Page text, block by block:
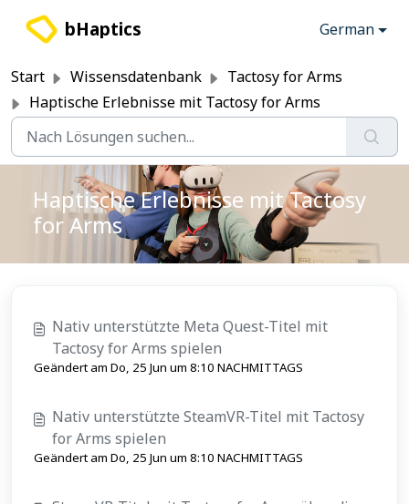
bHaptics German
Start Wissensdatenbank
Tactosy for Arms
Haptische Erlebnisse mit Tactosy for Arms
Haptische Erlebnisse mit Tactosy
for Arms
Nativ unterstützte Meta Quest-Titel mit
Tactosy for Arms spielen
Geändert am Do, 25 Jun um 8:10 NACHMITTAGS
Nativ unterstützte SteamVR-Titel mit Tactosy
for Arms spielen
Geändert am Do, 25 Jun um 8:10 NACHMITTAGS